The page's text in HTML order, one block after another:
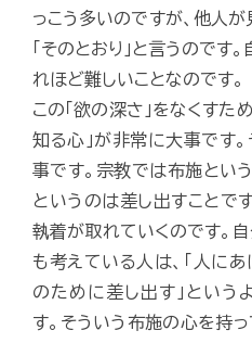
っこう多いのですが、他人が
「そのとおり」と言うのです
れほど難しいことなのです。
この「欲の深さ」をなくすた
知る心」が非常に大事です。
事です。宗教では布施とい
というのは差し出すことで
執着が取れていくのです。
も考えている人は、「人にあ
のために差し出す」という
す。そういう布施の心を持